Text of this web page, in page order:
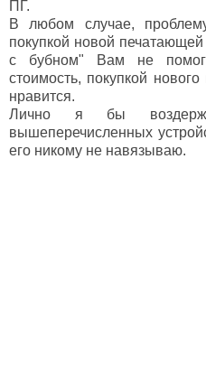
ПГ.
В любом случае,
покупкой новой
с бубном" Вам не
стоимость, покупкой
нравится.
Лично я бы
вышеперечисленных
его никому не навязываю.